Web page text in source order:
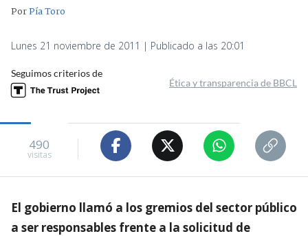
PorPía Toro
Lunes 21 noviembre de 2011 | Publicado a las 20:01
Seguimos criterios de
Ética y transparencia de BBCL
490
visitas
El gobierno llamó a los gremios del sector público
a ser responsables frente a la solicitud de